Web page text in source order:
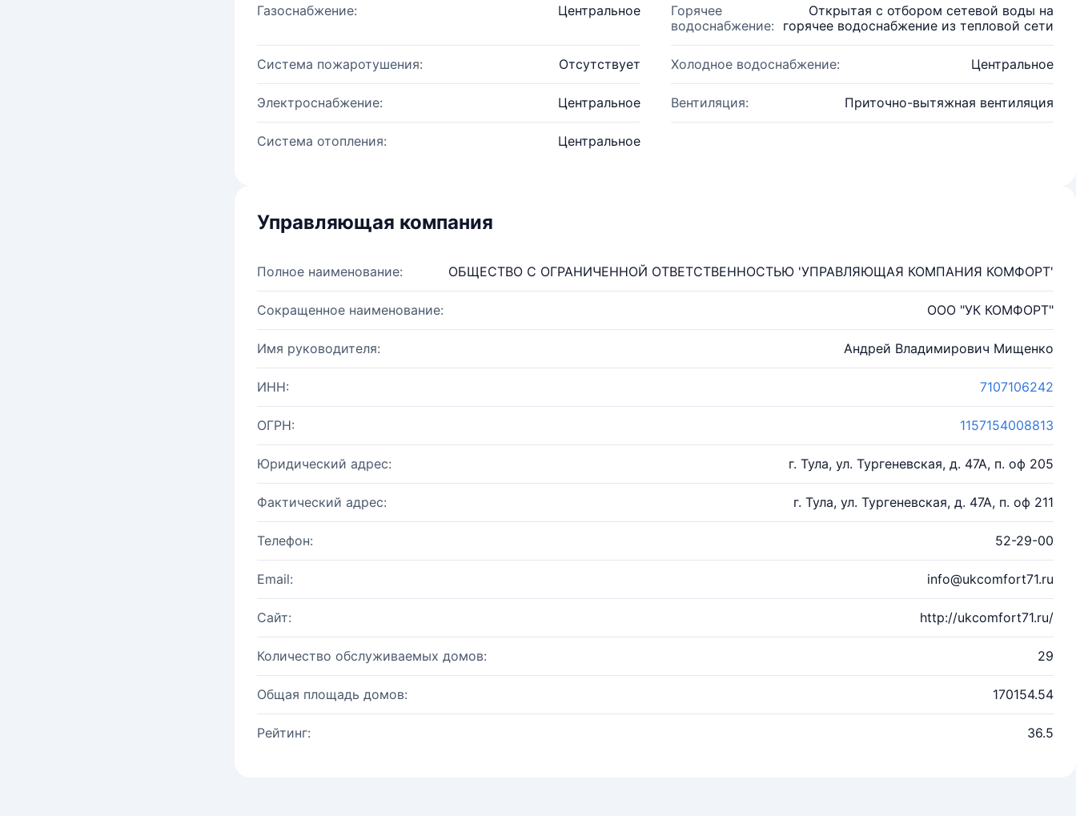
Газоснабжение: Центральное
Горячее
водоснабжение:
Открытая с отбором сетевой воды на
горячее водоснабжение из тепловой сети
Система пожаротушения: Отсутствует Холодное водоснабжение: Центральное
Электроснабжение: Центральное Вентиляция: Приточно-вытяжная вентиляция
Система отопления: Центральное
Управляющая компания
Полное наименование: ОБЩЕСТВО С ОГРАНИЧЕННОЙ ОТВЕТСТВЕННОСТЬЮ 'УПРАВЛЯЮЩАЯ КОМПАНИЯ КОМФОРТ'
Сокращенное наименование: ООО "УК КОМФОРТ"
Имя руководителя: Андрей Владимирович Мищенко
ИНН: 7107106242
ОГРН: 1157154008813
Юридический адрес: г. Тула, ул. Тургеневская, д. 47А, п. оф 205
Фактический адрес: г. Тула, ул. Тургеневская, д. 47А, п. оф 211
Телефон: 52-29-00
Email: info@ukcomfort71.ru
Сайт: http://ukcomfort71.ru/
Количество обслуживаемых домов: 29
Общая площадь домов: 170154.54
Рейтинг: 36.5